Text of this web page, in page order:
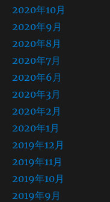
2020年10月
2020年9月
2020年8月
2020年7月
2020年6月
2020年3月
2020年2月
2020年1月
2019年12月
2019年11月
2019年10月
2019年9月